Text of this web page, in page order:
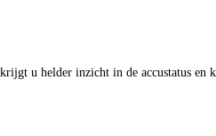
u helder inzicht in de accustatus en